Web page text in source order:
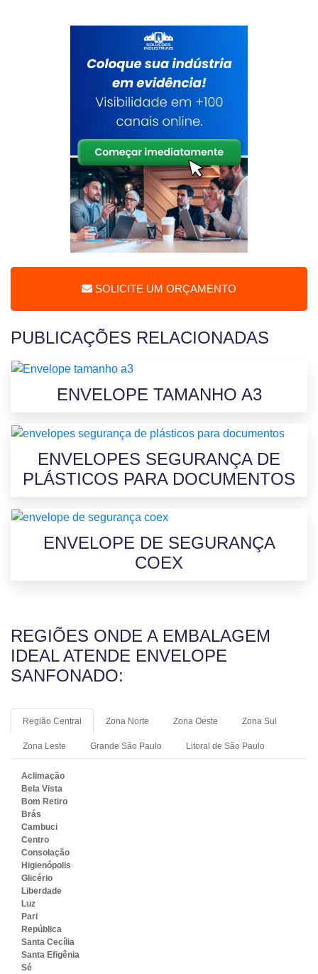
SOLICITE UM ORÇAMENTO
PUBLICAÇÕES RELACIONADAS
ENVELOPE TAMANHO A3
ENVELOPES SEGURANÇA DE
PLÁSTICOS PARA DOCUMENTOS
ENVELOPE DE SEGURANÇA
COEX
REGIÕES ONDE A EMBALAGEM
IDEAL ATENDE ENVELOPE
SANFONADO:
Região Central Zona Norte Zona Oeste Zona Sul
Zona Leste Grande São Paulo Litoral de São Paulo
Aclimação
Bela Vista
Bom Retiro
Brás
Cambuci
Centro
Consolação
Higienópolis
Glicério
Liberdade
Luz
Pari
República
Santa Cecília
Santa Efigênia
Sé